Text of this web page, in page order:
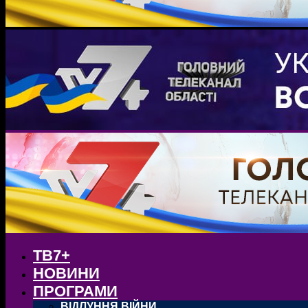
ТВ7+
НОВИНИ
ПРОГРАМИ